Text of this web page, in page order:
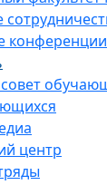
конференции
центр